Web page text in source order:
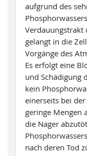
aufgrund des
Verdauungstrakt
gelangt in die
Vorgänge des
Es erfolgt eine
und Schädigung
kein
einerseits bei
geringe Mengen
die Nager
nach deren Tod